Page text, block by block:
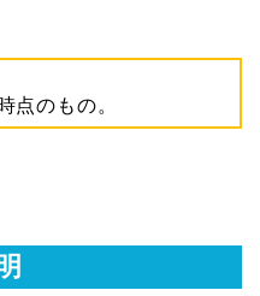
点のもの。